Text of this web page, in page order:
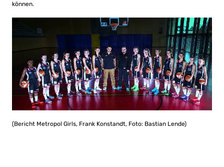
können.
(Bericht Metropol Girls, Frank Konstandt, Foto: Bastian Lende)